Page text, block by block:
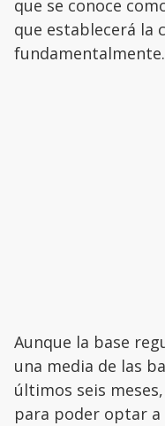
que se conoce
que establecerá la
fundamentalmente.
Aunque la base
una media de las
últimos seis
para poder optar